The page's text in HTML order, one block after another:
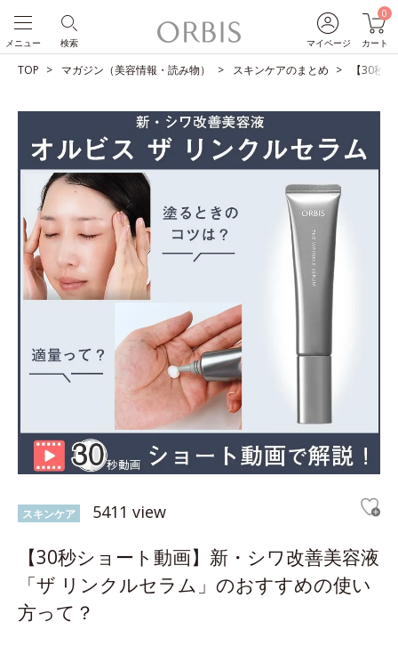
マイページ
0
カート
検索
メニュー
TOP マガジン（美容情報・読み物） スキンケアのまとめ 【30秒
スキンケア 5411 view
【30秒ショート動画】新・シワ改善美容液
「ザ リンクルセラム」のおすすめの使い
方って？